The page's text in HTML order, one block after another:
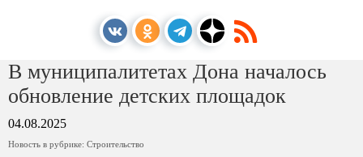
В муниципалитетах Дона началось
обновление детских площадок
04.08.2025
Новость в рубрике: Строительство